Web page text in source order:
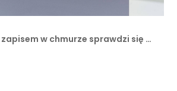
w chmurze sprawdzi się …